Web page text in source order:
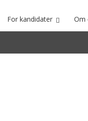
For kandidater Om